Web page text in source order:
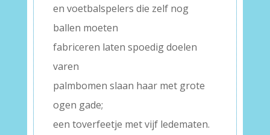
en voetbalspelers die zelf nog
ballen moeten
fabriceren laten spoedig doelen
varen
palmbomen slaan haar met grote
ogen gade;
een toverfeetje met vijf ledematen.